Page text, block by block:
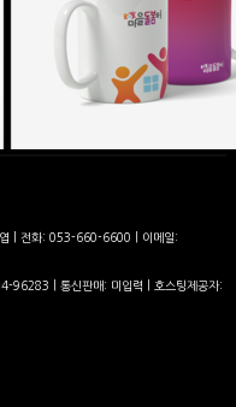
엽 | 전화: 053-660-6600 | 이메일:
96283 | 통신판매: 미입력 | 호스팅제공자: